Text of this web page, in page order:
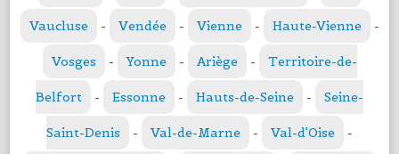
Vaucluse - Vendée - Vienne - Haute-Vienne -
Vosges - Yonne - Ariège - Territoire-de-
Belfort - Essonne - Hauts-de-Seine - Seine-
Saint-Denis - Val-de-Marne - Val-d'Oise -